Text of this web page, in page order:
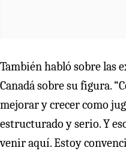
También habló sobre las
Canadá sobre su figura.
mejorar y crecer como
estructurado y serio. Y
venir aquí. Estoy